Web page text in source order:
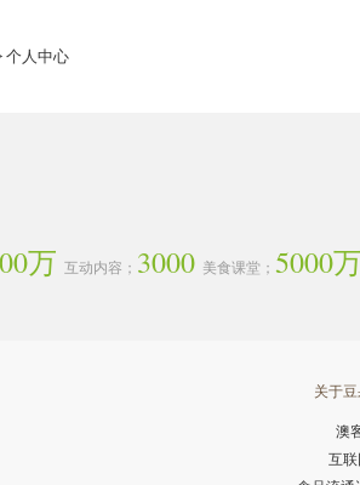
个人中心
万 互动内容； 3000 美食课堂； 5000
关于
澳
互